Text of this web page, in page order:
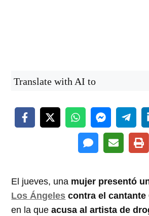
Translate with AI to
El jueves, una mujer presentó
Los Ángeles contra el cantante
en la queacusa al artista de